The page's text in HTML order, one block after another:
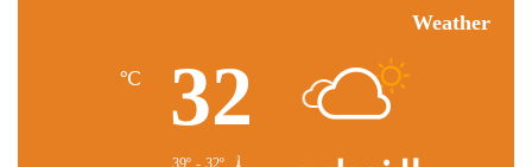
Weather
32
℃